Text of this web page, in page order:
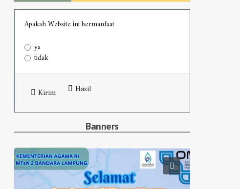
Apakah Website ini bermanfaat
ya
tidak
Kirim Hasil
Banners